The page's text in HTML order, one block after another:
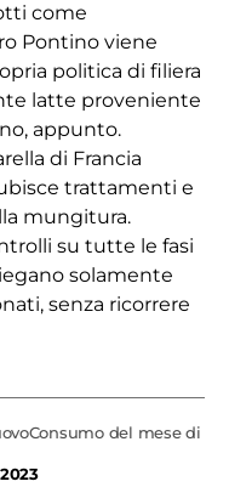
come
Pontino viene
politica di filiera
latte proveniente
appunto.
di Francia
trattamenti e
mungitura.
su tutte le fasi
solamente
senza ricorrere
del mese di